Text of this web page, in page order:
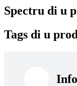
Spectru di u
Tags di u